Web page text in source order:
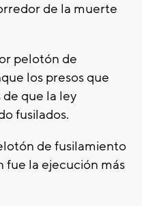
de la muerte
pelotón de
los presos que
que la ley
fusilados.
de fusilamiento
fue la ejecución más